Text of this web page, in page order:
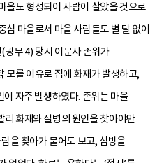
을도 형성되어 사람이 살았을 것으로
마을로서 마을 사람들도 별 탈 없이
광무 4) 당시 이문사 존위가
모를 이유로 집에 화재가 발생하고,
자주 발생하였다. 존위는 마을
화재와 질병의 원인을 찾아야만
을 찾아가 물어도 보고, 심방을